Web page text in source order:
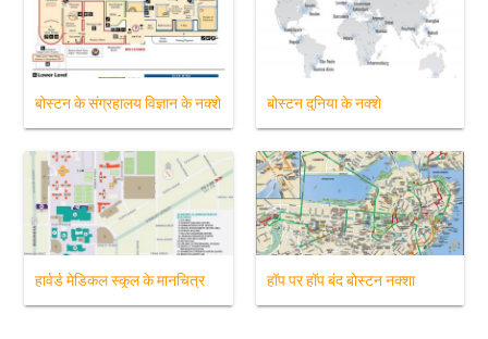
बोस्टन के संग्रहालय विज्ञान के नक्शे बोस्टन दुनिया के नक्शे
हार्वर्ड मेडिकल स्कूल के मानचित्र हॉप पर हॉप बंद बोस्टन नक्शा